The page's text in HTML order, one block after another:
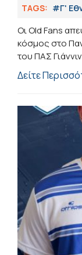
TAGS: #Γ'
Οι Old Fans
κόσμος στο
του ΠΑΣ
Δείτε